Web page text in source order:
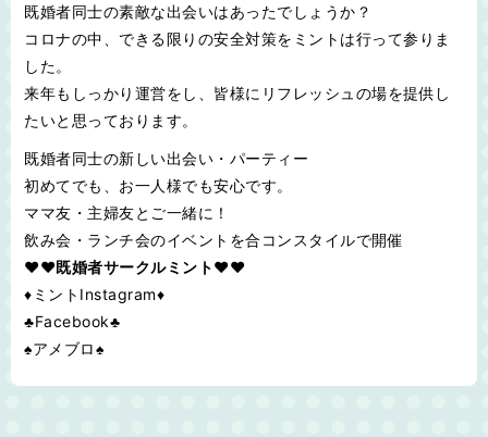
既婚者同士の素敵な出会いはあったでしょうか？
コロナの中、できる限りの安全対策をミントは行って参りま
した。
来年もしっかり運営をし、皆様にリフレッシュの場を提供し
たいと思っております。
既婚者同士の新しい出会い・パーティー
初めてでも、お一人様でも安心です。
ママ友・主婦友とご一緒に！
飲み会・ランチ会のイベントを合コンスタイルで開催
♥❤既婚者サークルミント❤♥
♦ミントInstagram♦
♣Facebook♣
♠アメブロ♠